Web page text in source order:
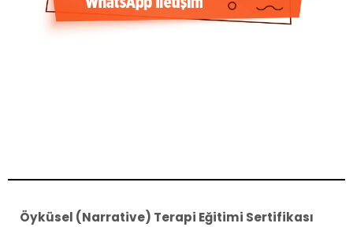
Öyküsel (Narrative) Terapi Eğitimi Sertifikası